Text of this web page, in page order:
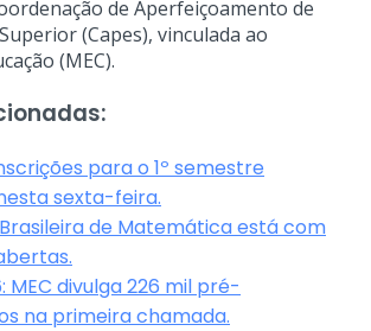
de Aperfeiçoamento de
(Capes), vinculada ao
(MEC).
para o 1º semestre
sexta-feira.
de Matemática está com
MEC divulga 226 mil pré-
na primeira chamada.